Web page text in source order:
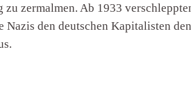
zu zermalmen. Ab 1933
Nazis den deutschen Kapitalisten